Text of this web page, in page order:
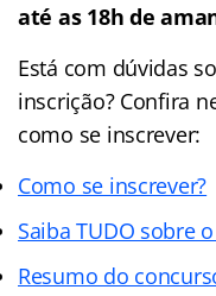
até as 18h de
Está com dúvidas
inscrição? Confira
como se inscrever:
Como se inscrever?
Saiba TUDO sobre
Resumo do